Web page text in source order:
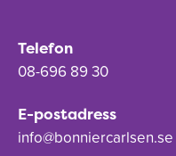
Telefon
08-696 89 30
E-postadress
info@bonniercarlsen.se